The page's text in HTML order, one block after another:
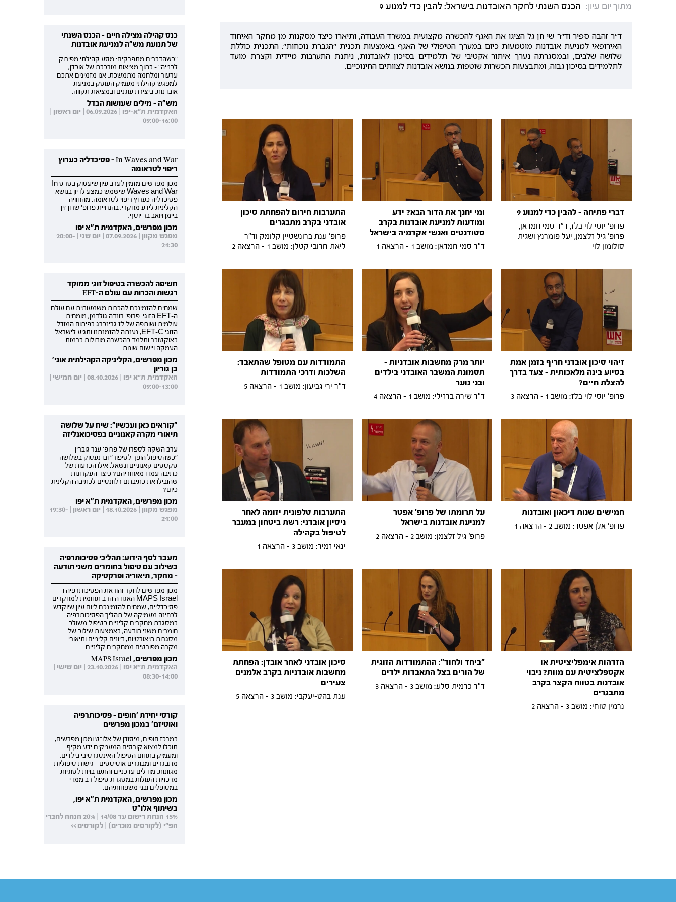
מתוך יום עיון: הכנס השנתי לחקר האובדנות בישראל: להבין כדי למנוע 9
ד״ר זהבה ספיר וד״ר שי חן גל הציגו את האגף להכשרה מקצועית במשרד העבודה, ותיארו כיצד מסקנות מן מחקר האיחוד
האירופאי למניעת אובדנות מוטמעות כיום במערך הטיפולי של האגף באמצעות תכנית ״הגברת נוכחות״. התכנית כוללת
שלושה שלבים, ובמסגרתה נערך איתור אקטיבי של תלמידים בסיכון לאובדנות, ניתנת התערבות מיידית וקצרת מועד
לתלמידים בסיכון גבוה, ומתבצעות הכשרות שוטפות בנושא אובדנות לצוותים החינוכיים.
דברי פתיחה - להבין כדי למנוע 9
פרופ' יוסי לוי בלז, ד"ר סמי חמדאן,
פרופ' גיל זלצמן, יעל פומרנץ ושגית
סולומון לוי
ומי יחנך את הדור הבא? ידע
ומודעות למניעת אובדנות בקרב
סטודנטים ואנשי אקדמיה בישראל
ד"ר סמי חמדאן: מושב 1 - הרצאה 1
התערבות חירום להפחתת סיכון
אובדני בקרב מתבגרים
פרופ' ענת ברונשטיין קלומק וד"ר
ליאת חרובי קטלן: מושב 1 - הרצאה 2
זיהוי סיכון אובדני חריף בזמן אמת
בסיוע בינה מלאכותית - צעד בדרך
להצלת חיים?
פרופ' יוסי לוי בלז: מושב 1 - הרצאה 3
יותר מרק מחשבות אובדניות -
תסמונת המשבר האובדני בילדים
ובני נוער
ד"ר שירה ברזילי: מושב 1 - הרצאה 4
התמודדות עם מטופל שהתאבד:
השלכות ודרכי התמודדות
ד"ר ירי גביעון: מושב 1 - הרצאה 5
חמישים שנות דיכאון ואובדנות
פרופ' אלן אפטר: מושב 2 - הרצאה 1
על תרומתו של פרופ' אפטר
למניעת אובדנות בישראל
פרופ' גיל זלצמן: מושב 2 - הרצאה 2
התערבות טלפונית יזומה לאחר
ניסיון אובדני: רשת ביטחון במעבר
לטיפול בקהילה
ינאי זמיר: מושב 3 - הרצאה 1
הזדהות אימפליציטית או
אקספלציטית עם מוות? ניבוי
אובדנות בטווח הקצר בקרב
מתבגרים
נרמין טוחי: מושב 3 - הרצאה 2
"ביחד ולחוד": ההתמודדות הזוגית
של הורים בצל התאבדות ילדים
ד"ר כרמית סלע: מושב 3 - הרצאה 3
סיכון אובדני לאחר אובדן: הפחתת
מחשבות אובדניות בקרב אלמנים
צעירים
ענת בהט-יעקבי: מושב 3 - הרצאה 5
כנס קהילה מצילה חיים - הכנס השנתי
של תנועת מש"ה למניעת אובדנות
"כשהדברים מתפרקים: מסע קהילתי מפירוק
לבנייה" - בתוך מציאות מורכבת של אובדן,
ערעור ומלחמה מתמשכת, אנו מזמינים אתכם
למפגש קהילתי מעמיק העוסק במניעת
אובדנות, ביצירת עוגנים ובמציאת תקווה.
מש"ה - מילים שעושות הבדל
האקדמית ת"א-יפו | 06.09.2026 | יום ראשון |
09:00-16:00
In Waves and War - פסיכדליה כערוץ
ריפוי לטראומה
מכון מפרשים מזמין לערב עיון שיעסוק בסרט In
Waves and War שישמש כמצע לדיון בנושא
פסיכדליה כערוץ ריפוי לטראומה: מהחוויה
הקלינית לידע מחקרי. בהנחיית פרופ' שרון זין
ביימן ויואב בר יוסף.
מכון מפרשים, האקדמית ת"א יפו
מפגש מקוון | 07.09.2026 | יום שני | 20:00-
21:30
חשיפה להכשרה בטיפול זוגי ממוקד
רגשות והכרות עם עולם ה-EFT
שמחים להזמינכם להכרות משמעותית עם עולם
ה-EFT הזוגי. פרופ' רונדה גולדמן, מומחית
עולמית ושותפה של לז גרינברג בפיתוח המודל
הזוגי EFT-C, נענתה להזמנתנו ותגיע לישראל
באוקטובר ותלמד בהכשרה מודולות ברמות
העמקה ויישום שונות.
מכון מפרשים, הקליניקה הקהילתית אוני'
בן גוריון
האקדמית ת"א יפו | 08.10.2026 | יום חמישי |
09:00-13:00
"קוראים כאן ועכשיו": שיח על שלושה
תיאורי מקרה קאנוניים בפסיכואנליזה
ערב השקה לספרו של פרופ' ענר גוברין
"כשהטיפול הופך לסיפור" ובו נעסוק בשלושה
טקסטים קאנוניים ונשאל: אילו הכרעות של
כתיבה עמדו מאחוריהם? כיצד העקרונות
שהובילו את כתיבתם רלוונטיים לכתיבה הקלינית
כיום?
מכון מפרשים, האקדמית ת"א יפו
מפגש מקוון | 18.10.2026 | יום ראשון | 19:30-
21:00
מעבר לסף הידוע: תהליכי פסיכותרפיה
בשילוב עם טיפול בחומרים משני תודעה
- מחקר, תיאוריה ופרקטיקה
מכון מפרשים לחקר והוראת הפסיכותרפיה ו-
MAPS Israel האגודה הרב תחומית למחקרים
פסיכדליים, שמחים להזמינכם ליום עיון שיוקדש
לבחינה מעמיקה של תהליך הפסיכותרפיה
במסגרת מחקרים קליניים בטיפול משולב
חומרים משני תודעה, באמצעות שילוב של
מסגרות תיאורטיות, דיונים קליניים ותיאורי
מקרה מפורטים ממחקרים קליניים.
מכון מפרשים, MAPS Israel
האקדמית ת"א יפו | 23.10.2026 | יום שישי |
08:30-14:00
קורסי יחידת 'חופים - פסיכותרפיה
ואוטיזם' במכון מפרשים
במרכז חופים, מיסודן של אלו"ט ומכון מפרשים,
תוכלו למצוא קורסים המעניקים ידע מקיף
ומעמיק בתחום הטיפול האינטגרטיבי בילדים,
מתבגרים ומבוגרים אוטיסטים - גישות טיפוליות
מגוונות, מודלים עדכניים והתערבויות לסוגיות
מרכזיות העולות במסגרת טיפול רב ממדי
במטופלים ובני משפחותיהם.
מכון מפרשים, האקדמית ת"א יפו,
בשיתוף אלו"ט
15% הנחת רישום עד 14/08 | 20% הנחה לחברי
הפ"י (לקורסים מוכרים) | לקורסים >>